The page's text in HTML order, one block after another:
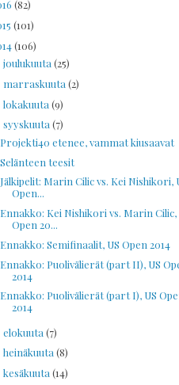
(82)
(101)
(106)
joulukuuta(25)
marraskuuta(2)
lokakuuta(9)
syyskuuta(7)
Projekti40 etenee, vammat kiusaavat
Selänteen teesit
Jälkipelit: Marin Cilic vs. Kei Nishikori,
Open...
Ennakko: Kei Nishikori vs. Marin Cilic,
Open 20...
Ennakko: Semifinaalit, US Open 2014
Ennakko: Puolivälierät (part II), US
2014
Ennakko: Puolivälierät (part I), US
2014
elokuuta(7)
heinäkuuta(8)
kesäkuuta(14)